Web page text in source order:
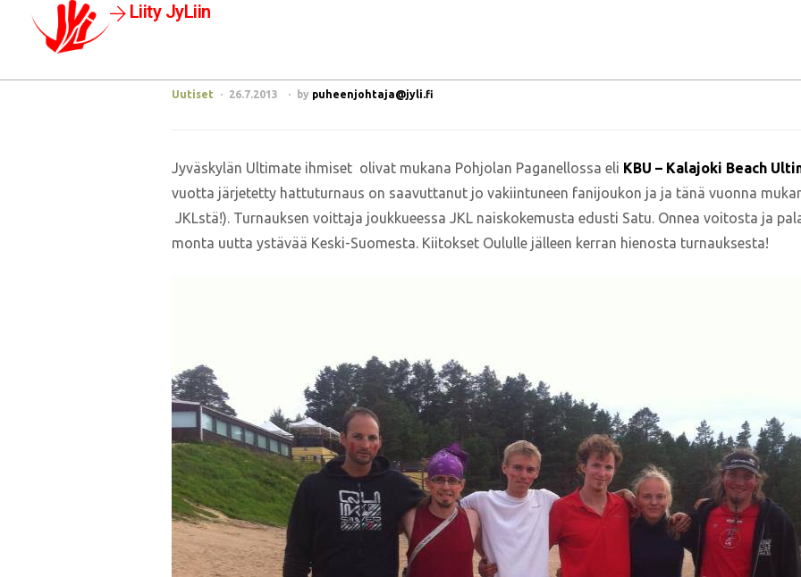
Liity JyLiin
Uutiset 26.7.2013 by puheenjohtaja@jyli.fi
Jyväskylän Ultimate ihmiset olivat mukana Pohjolan Paganellossa eli KBU – Kalajoki Beach
vuotta järjetetty hattuturnaus on saavuttanut jo vakiintuneen fanijoukon ja ja tänä vuonna
JKLstä!). Turnauksen voittaja joukkueessa JKL naiskokemusta edusti Satu. Onnea voitosta ja
monta uutta ystävää Keski-Suomesta. Kiitokset Oululle jälleen kerran hienosta turnauksesta!